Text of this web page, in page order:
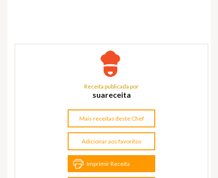
Receita publicada por
suareceita
Mais receitas deste Chef
Adicionar aos favoritos
Imprimir Receita